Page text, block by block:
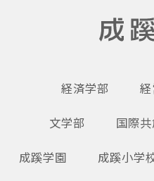
経済学部
文学部 国際
成蹊学園 成蹊小学